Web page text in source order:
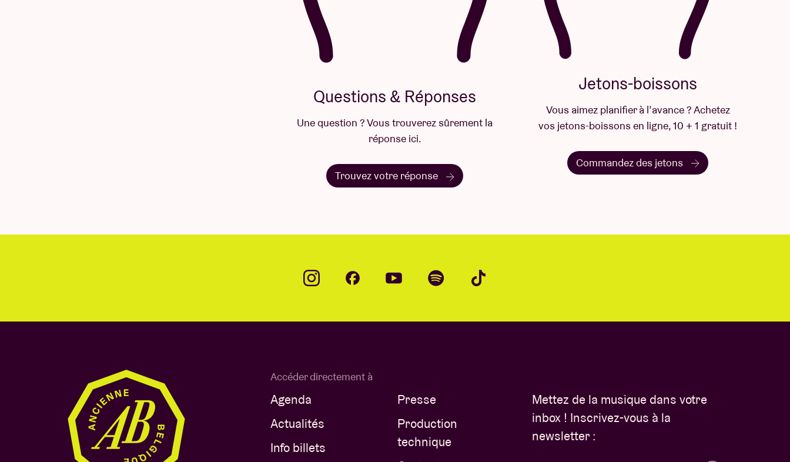
Questions & Réponses
Une question ? Vous trouverez sûrement la
réponse ici.
Trouvez votre réponse
Jetons-boissons
Vous aimez planifier à l’avance ? Achetez
vos jetons-boissons en ligne, 10 + 1 gratuit !
Commandez des jetons
Accéder directement à
Agenda
Actualités
Info billets
Presse
Production
technique
Mettez de la musique dans votre
inbox ! Inscrivez-vous à la
newsletter :